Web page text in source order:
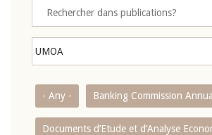
- Any - Banking Commission
Documents d’Etude et d’Analyse